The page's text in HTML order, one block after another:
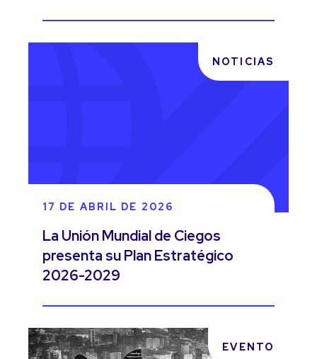
NOTICIAS
17 DE ABRIL DE 2026
La Unión Mundial de Ciegos
presenta su Plan Estratégico
2026-2029
EVENTO